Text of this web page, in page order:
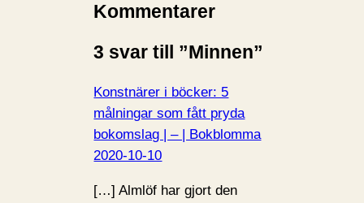
Kommentarer
3 svar till ”Minnen”
Konstnärer i böcker: 5
målningar som fått pryda
bokomslag | – | Bokblomma
2020-10-10
[…] Almlöf har gjort den